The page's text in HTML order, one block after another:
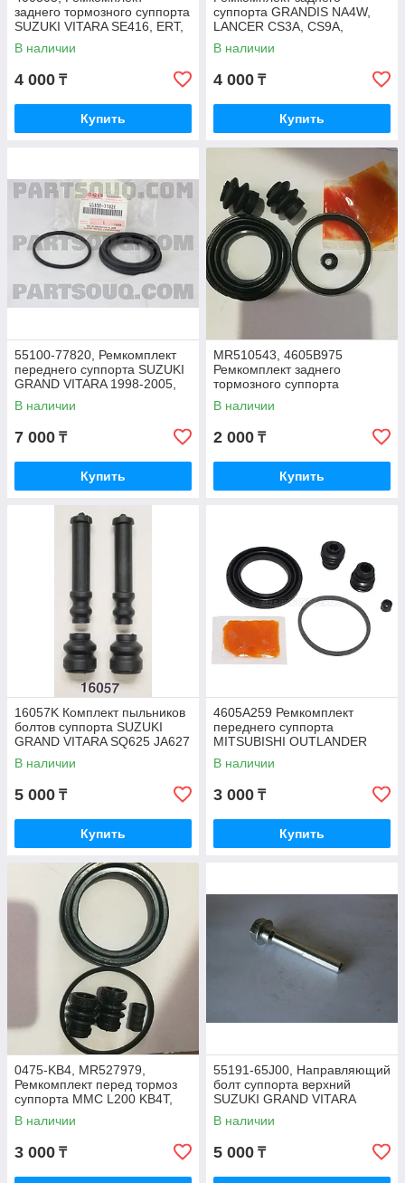
заднего тормозного суппорта
SUZUKI VITARA SE416, ERT,
MADE IN EU
В наличии
4 000 ₸
Купить
суппорта GRANDIS NA4W,
LANCER CS3A, CS9A,
OUTLANDER CW5W, CW6W,
FEBEST, 0475-NA4R
В наличии
4 000 ₸
Купить
55100-77820, Ремкомплект
переднего суппорта SUZUKI
GRAND VITARA 1998-2005,
XL-7 JA627, JAPAN
В наличии
7 000 ₸
Купить
MR510543, 4605B975
Ремкомплект заднего
тормозного суппорта
PAJERO V75W, V77W,
MONTERO V75W
В наличии
2 000 ₸
Купить
16057K Комплект пыльников
болтов суппорта SUZUKI
GRAND VITARA SQ625 JA627
1998-2005, BBP, USA
В наличии
5 000 ₸
Купить
4605A259 Ремкомплект
переднего суппорта
MITSUBISHI OUTLANDER
2006-2018, ASX GA2W,
LANCER 2007-2017, SAT
В наличии
3 000 ₸
Купить
0475-KB4, MR527979,
Ремкомплект перед тормоз
суппорта MMC L200 KB4T,
PAJERO SPORT KH4W,
KH6W 2006-15, FEBEST
В наличии
3 000 ₸
55191-65J00, Направляющий
болт суппорта верхний
SUZUKI GRAND VITARA
JB416, JB627, JB424, JB420,
JAPAN
В наличии
5 000 ₸